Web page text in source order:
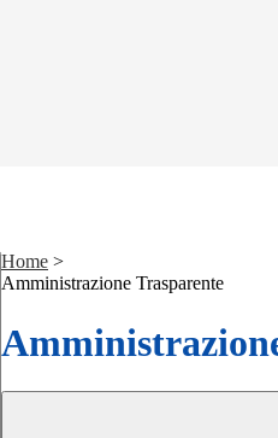
Home >
Amministrazione Trasparente